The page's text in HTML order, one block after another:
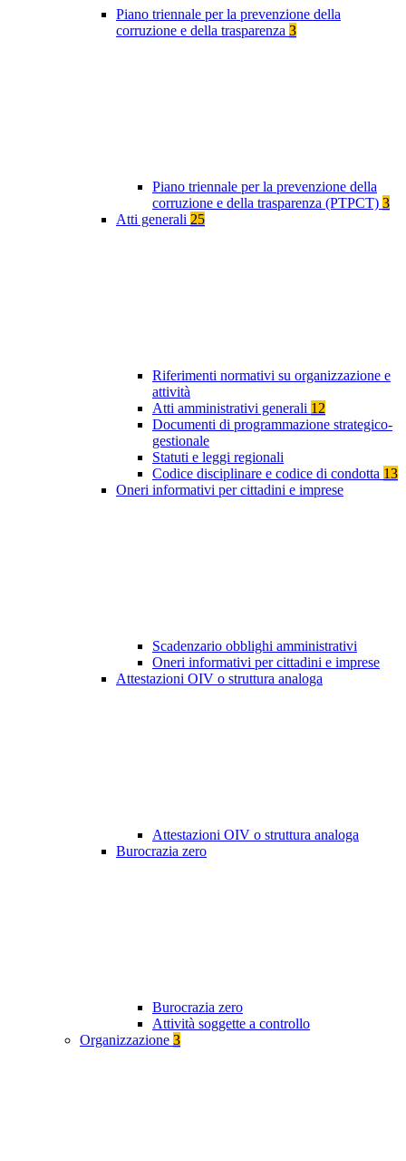
Piano triennale per la prevenzione della
corruzione e della trasparenza 3
Piano triennale per la prevenzione della
corruzione e della trasparenza (PTPCT) 3
Atti generali 25
Riferimenti normativi su organizzazione e
attività
Atti amministrativi generali 12
Documenti di programmazione strategico-
gestionale
Statuti e leggi regionali
Codice disciplinare e codice di condotta 13
Oneri informativi per cittadini e imprese
Scadenzario obblighi amministrativi
Oneri informativi per cittadini e imprese
Attestazioni OIV o struttura analoga
Attestazioni OIV o struttura analoga
Burocrazia zero
Burocrazia zero
Attività soggette a controllo
Organizzazione 3